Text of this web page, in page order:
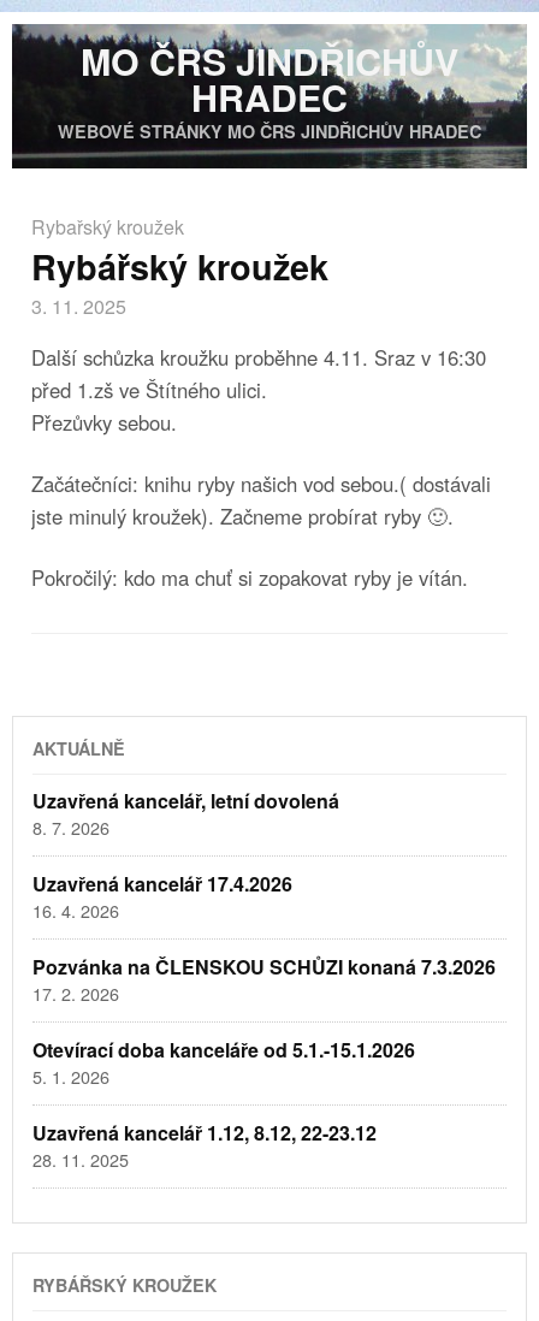
MO ČRS JINDŘICHŮV
HRADEC
WEBOVÉ STRÁNKY MO ČRS JINDŘICHŮV HRADEC
Rybařský kroužek
Rybářský kroužek
3. 11. 2025
Další schůzka kroužku proběhne 4.11. Sraz v 16:30
před 1.zš ve Štítného ulici.
Přezůvky sebou.
Začátečníci: knihu ryby našich vod sebou.( dostávali
jste minulý kroužek). Začneme probírat ryby 🙂.
Pokročilý: kdo ma chuť si zopakovat ryby je vítán.
AKTUÁLNĚ
Uzavřená kancelář, letní dovolená
8. 7. 2026
Uzavřená kancelář 17.4.2026
16. 4. 2026
Pozvánka na ČLENSKOU SCHŮZI konaná 7.3.2026
17. 2. 2026
Otevírací doba kanceláře od 5.1.-15.1.2026
5. 1. 2026
Uzavřená kancelář 1.12, 8.12, 22-23.12
28. 11. 2025
RYBÁŘSKÝ KROUŽEK